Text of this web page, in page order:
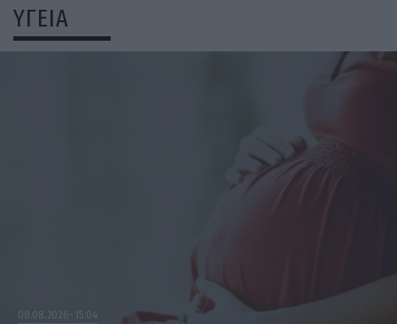
ΥΓΕΙΑ
08.08.2026 15:04